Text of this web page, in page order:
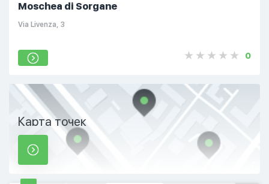
Moschea di Sorgane
Via Livenza, 3
0
Карта точек